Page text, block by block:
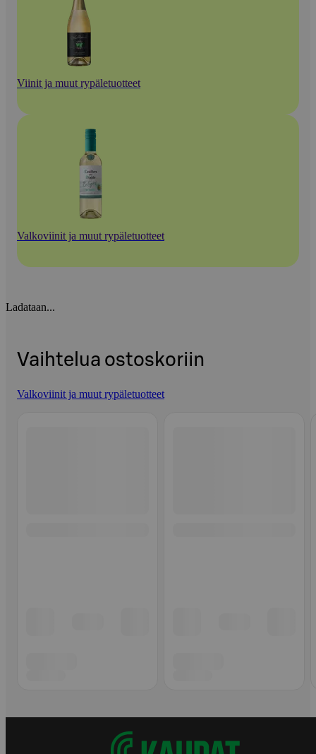
Viinit ja muut rypäletuotteet
Valkoviinit ja muut rypäletuotteet
Ladataan...
Vaihtelua ostoskoriin
Valkoviinit ja muut rypäletuotteet